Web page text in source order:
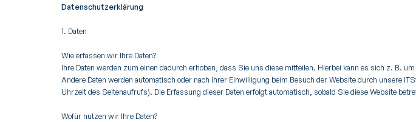
Datenschutzerklärung
1. Daten
Wie erfassen wir Ihre Daten?
Ihre Daten werden zum einen dadurch erhoben, dass Sie uns diese mitteilen. Hierbei kann es sich z. B.
Andere Daten werden automatisch oder nach Ihrer Einwilligung beim Besuch der Website durch unsere
Uhrzeit des Seitenaufrufs). Die Erfassung dieser Daten erfolgt automatisch, sobald Sie diese Website
Wofür nutzen wir Ihre Daten?